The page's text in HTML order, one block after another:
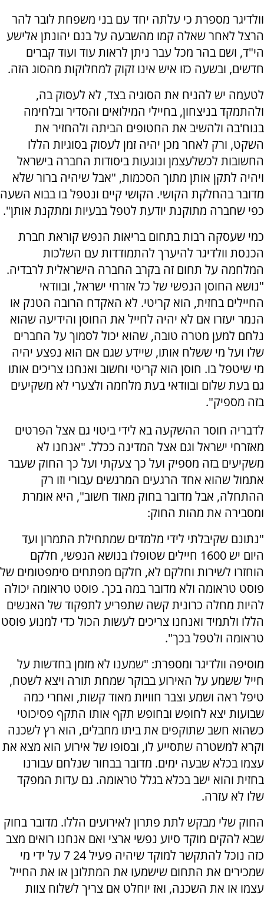
וולדיגר מספרת כי עלתה יחד עם בני משפחת לובר להר
הרצל לאחר שאלה קמו מהשבעה על בנם יהונתן אלישע
הי"ד, ושם בהר מכל עבר ניתן לראות עוד ועוד קברים
חדשים, ובשעה כזו איש אינו זקוק למחלוקות מהסוג הזה.
לטעמה יש להניח את הסוגיה בצד, לא לעסוק בה,
ולהתמקד בניצחון, בחיילי המילואים והסדיר ובלחימה
בנוח'בה ולהשיב את החטופים הביתה ולהחזיר את
השקט, ורק לאחר מכן יהיה זמן לעסוק בסוגיות הללו
החשובות לכשלעצמן ונוגעות ביסודות החברה בישראל
ויהיה לתקן אותן מתוך הסכמות, "אבל שיהיה ברור שלא
מדובר בהחלקת הקושי. הקושי קיים ונטפל בו בבוא השעה
כפי שחברה מתוקנת יודעת לטפל בבעיות ומתקנת אותן".
כמי שעסקה רבות בתחום בריאות הנפש קוראת חברת
הכנסת וולדיגר להיערך להתמודדות עם השלכות
המלחמה על תחום זה בקרב החברה הישראלית לרבדיה.
"נושא החוסן הנפשי של כל אזרחי ישראל, ובוודאי
החיילים בחזית, הוא קריטי. לא האקדח הרובה הטנק או
הנמר יעזרו אם לא יהיה לחייל את החוסן והידיעה שהוא
נלחם למען מטרה טובה, שהוא יכול לסמוך על החברים
שלו ועל מי ששלח אותו, שיידע שגם אם הוא נפצע יהיה
מי שיטפל בו. חוסן הוא קריטי וחשוב ואנחנו צריכים אותו
גם בעת שלום ובוודאי בעת מלחמה ולצערי לא משקיעים
בזה מספיק".
לדבריה חוסר ההשקעה בא לידי ביטוי גם אצל הפרטים
מאזרחי ישראל וגם אצל המדינה ככלל. "אנחנו לא
משקיעים בזה מספיק ועל כך צעקתי ועל כך החוק שעבר
אתמול שהוא אחד הרגעים המרגשים עבורי וזו רק
ההתחלה, אבל מדובר בחוק מאוד חשוב", היא אומרת
ומסבירה את מהות החוק:
"נתונם שקיבלתי לידי מלמדים שמתחילת התמרון ועד
היום יש 1600 חיילים שטופלו בנושא הנפשי, חלקם
הוחזרו לשירות וחלקם לא, חלקם מפתחים סימפטומים של
פוסט טראומה ולא מדובר במה בכך. פוסט טראומה יכולה
להיות מחלה כרונית קשה שתפריע לתפקוד של האנשים
הללו ולתמיד ואנחנו צריכים לעשות הכול כדי למנוע פוסט
טראומה ולטפל בכך".
מוסיפה וולדיגר ומספרת: "שמענו לא מזמן בחדשות על
חייל ששמע על האירוע בבוקר שמחת תורה ויצא לשטח,
טיפל ראה ושמע וצבר חוויות מאוד קשות, ואחרי כמה
שבועות יצא לחופש ובחופש תקף אותו התקף פסיכוטי
כשהוא חשב שתוקפים את ביתו מחבלים, הוא רץ לשכנה
וקרא למשטרה שתסייע לו, ובסופו של אירוע הוא מצא את
עצמו בכלא שבעה ימים. מדובר בבחור שנלחם עבורנו
בחזית והוא ישב בכלא בגלל טראומה. גם עדות המפקד
שלו לא עזרה.
החוק שלי מבקש לתת פתרון לאירועים הללו. מדובר בחוק
שבא להקים מוקד סיוע נפשי ארצי ואם אנחנו רואים מצב
כזה נוכל להתקשר למוקד שיהיה פעיל 24 7 על ידי מי
שמכירים את התחום שישמעו את המתלונן או את החייל
עצמו או את השכנה, ואז יוחלט אם צריך לשלוח צוות